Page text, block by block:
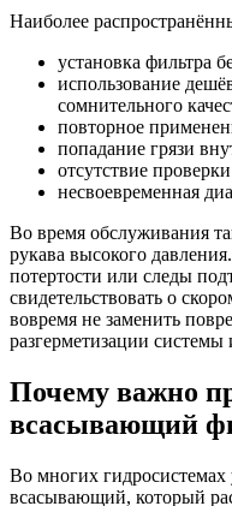
Наиболее
установка фильтра
использование
сомнительного
повторное
попадание грязи
отсутствие
несвоевременная
Во время обслуживания
рукава высокого
потертости или следы
свидетельствовать о
вовремя не заменить
разгерметизации системы
Почему важно
всасывающий
Во многих гидросистемах
всасывающий, который